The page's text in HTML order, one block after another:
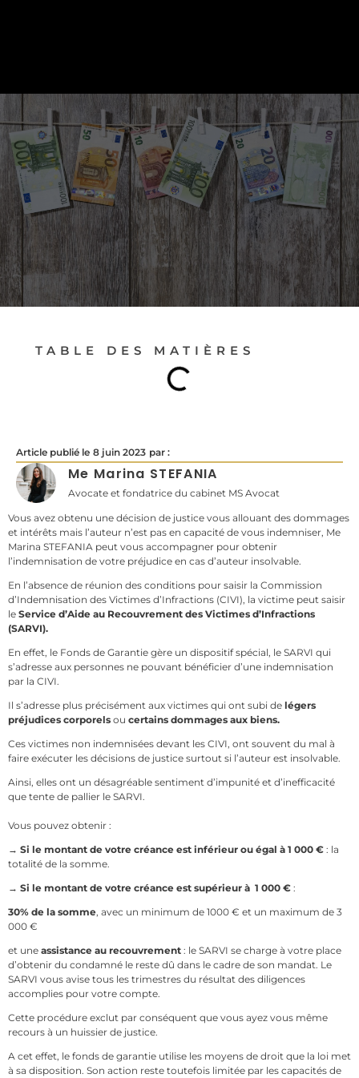
Article publié le 8 juin 2023 par :
Me Marina STEFANIA
Avocate et fondatrice du cabinet MS Avocat
Vous avez obtenu une décision de justice vous allouant des dommages
et intérêts mais l’auteur n’est pas en capacité de vous indemniser, Me
Marina STEFANIA peut vous accompagner pour obtenir
l’indemnisation de votre préjudice en cas d’auteur insolvable.
En l’absence de réunion des conditions pour saisir la Commission
d’Indemnisation des Victimes d’Infractions (CIVI), la victime peut saisir
le Service d’Aide au Recouvrement des Victimes d’Infractions
(SARVI).
En effet, le Fonds de Garantie gère un dispositif spécial, le SARVI qui
s’adresse aux personnes ne pouvant bénéficier d’une indemnisation
par la CIVI.
Il s’adresse plus précisément aux victimes qui ont subi de légers
préjudices corporels ou certains dommages aux biens.
Ces victimes non indemnisées devant les CIVI, ont souvent du mal à
faire exécuter les décisions de justice surtout si l’auteur est insolvable.
Ainsi, elles ont un désagréable sentiment d’impunité et d’inefficacité
que tente de pallier le SARVI.
Vous pouvez obtenir :
→ Si le montant de votre créance est inférieur ou égal à 1 000 € : la
totalité de la somme.
→ Si le montant de votre créance est supérieur à 1 000 € :
30% de la somme, avec un minimum de 1000 € et un maximum de 3
000 €
et une assistance au recouvrement : le SARVI se charge à votre place
d’obtenir du condamné le reste dû dans le cadre de son mandat. Le
SARVI vous avise tous les trimestres du résultat des diligences
accomplies pour votre compte.
Cette procédure exclut par conséquent que vous ayez vous même
recours à un huissier de justice.
A cet effet, le fonds de garantie utilise les moyens de droit que la loi met
à sa disposition. Son action reste toutefois limitée par les capacités de
TABLE DES MATIÈRES